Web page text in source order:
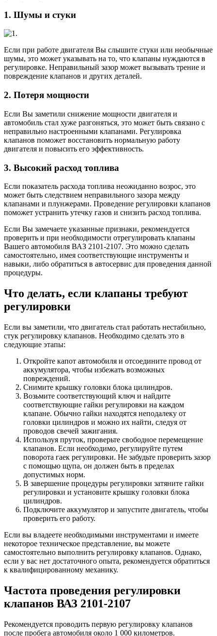
1. Шумы и стуки
Если при работе двигателя Вы слышите стуки или необычные
шумы, это может указывать на то, что клапаны нуждаются в
регулировке. Неправильный зазор может вызывать трение и
повреждение клапанов и других деталей.
2. Потеря мощности
Если Вы заметили снижение мощности двигателя и
автомобиль стал хуже разгоняться, это может быть связано с
неправильно настроенными клапанами. Регулировка
клапанов поможет восстановить нормальную работу
двигателя и повысить его эффективность.
3. Высокий расход топлива
Если показатель расхода топлива неожиданно возрос, это
может быть следствием неправильного зазора между
клапанами и плунжерами. Проведение регулировки клапанов
поможет устранить утечку газов и снизить расход топлива.
Если Вы замечаете указанные признаки, рекомендуется
проверить и при необходимости отрегулировать клапаны
Вашего автомобиля ВАЗ 2101-2107. Это можно сделать
самостоятельно, имея соответствующие инструменты и
навыки, либо обратиться в автосервис для проведения данной
процедуры.
Что делать, если клапаны требуют
регулировки
Если вы заметили, что двигатель стал работать нестабильно,
стук регулировку клапанов. Необходимо сделать это в
следующие этапы:
Откройте капот автомобиля и отсоедините провод от
аккумулятора, чтобы избежать возможных
повреждений.
Снимите крышку головки блока цилиндров.
Возьмите соответствующий ключ и найдите
соответствующие гайки регулировки на каждом
клапане. Обычно гайки находятся неподалеку от
головки цилиндров и можно их найти, следуя от
проводов свечей зажигания.
Используя пруток, проверьте свободное перемещение
клапанов. Если необходимо, регулируйте путем
поворота гаек регулировки. Не забудьте проверить зазор
с помощью щупа, он должен быть в пределах
допустимых норм.
В завершение процедуры регулировки затяните гайки
регулировки и установите крышку головки блока
цилиндров.
Подключите аккумулятор и запустите двигатель, чтобы
проверить его работу.
Если вы владеете необходимыми инструментами и имеете
некоторое техническое представление, вы можете
самостоятельно выполнить регулировку клапанов. Однако,
если у вас нет достаточного опыта, рекомендуется обратиться
к квалифицированному механику.
Частота проведения регулировки
клапанов ВАЗ 2101-2107
Рекомендуется проводить первую регулировку клапанов
после пробега автомобиля около 1 000 километров.